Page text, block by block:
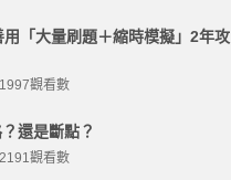
「大量刷題＋縮時模擬」2年攻
觀看數
還是斷點？
觀看數